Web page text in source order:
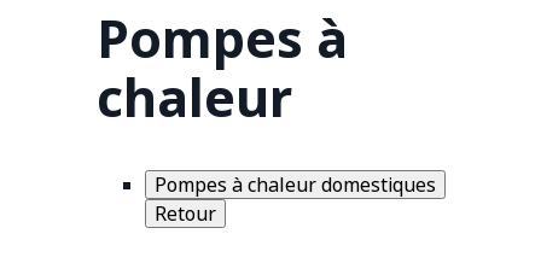
Pompes à
chaleur
Pompes à chaleur domestiques
Retour